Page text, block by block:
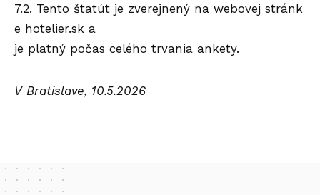
7.2. Tento štatút je zverejnený na webovej stránk
e hotelier.sk a
je platný počas celého trvania ankety.
V Bratislave, 10.5.2026